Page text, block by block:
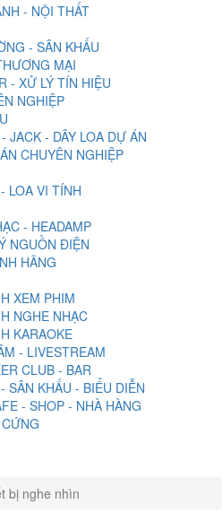
- NỘI THẤT
- SÂN KHẤU
MẠI
- XỬ LÝ TÍN HIỆU
NGHIỆP
JACK - DÂY LOA DỰ ÁN
CHUYÊN NGHIỆP
LOA VI TÍNH
- HEADAMP
NGUỒN ĐIỆN
HÃNG
XEM PHIM
NGHE NHẠC
KARAOKE
- LIVESTREAM
CLUB - BAR
SÂN KHẤU - BIỂU DIỄN
- SHOP - NHÀ HÀNG
bị nghe nhìn